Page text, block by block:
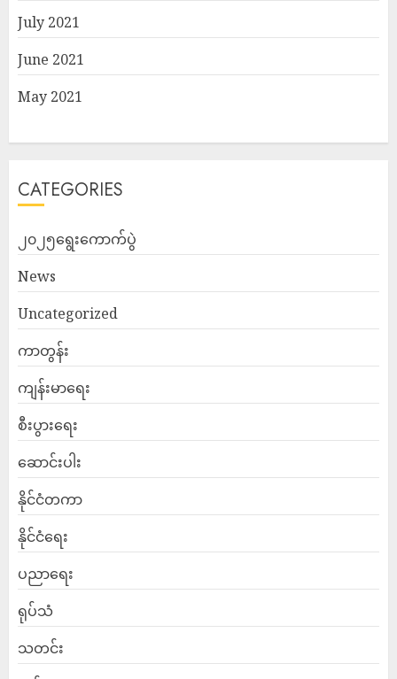
July 2021
June 2021
May 2021
CATEGORIES
၂၀၂၅ရွေးကောက်ပွဲ
News
Uncategorized
ကာတွန်း
ကျန်းမာရေး
စီးပွားရေး
ဆောင်းပါး
နိုင်ငံတကာ
နိုင်ငံရေး
ပညာရေး
ရုပ်သံ
သတင်း